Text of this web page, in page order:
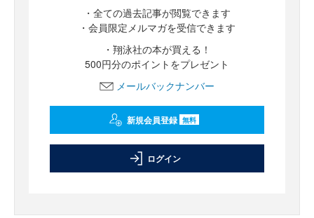
・全ての過去記事が閲覧できます
・会員限定メルマガを受信できます
・翔泳社の本が買える！
500円分のポイントをプレゼント
メールバックナンバー
新規会員登録 無料
ログイン